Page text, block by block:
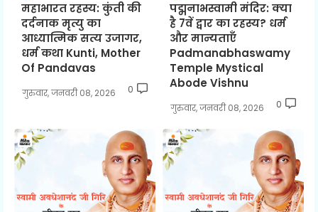
महाभारत रहस्य: कुंती की
दर्दनाक मृत्यु का
आध्यात्मिक सत्य उजागर,
धर्म कथा Kunti, Mother
Of Pandavas
गुरुवार, जनवरी 08, 2026 0
पद्मनाभस्वामी मंदिर: क्या
है 7वें द्वार का रहस्य? धर्म
और मान्यताएँ
Padmanabhaswamy
Temple Mystical
Abode Vishnu
गुरुवार, जनवरी 08, 2026 0